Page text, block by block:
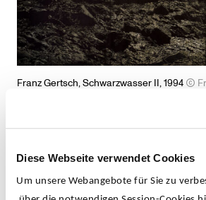
Diese Webseite verwendet Cookies
Um unsere Webangebote für Sie zu
Franz Gertsch, Schwarzwasser II, 1994
Der Schweizer Künstler Franz
gab 1986 für einige Jahre die